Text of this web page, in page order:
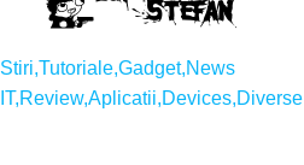
Stiri,Tutoriale,Gadget,News
IT,Review,Aplicatii,Devices,Diverse